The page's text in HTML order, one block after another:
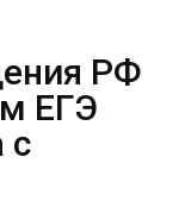
РФ
ЕГЭ
с